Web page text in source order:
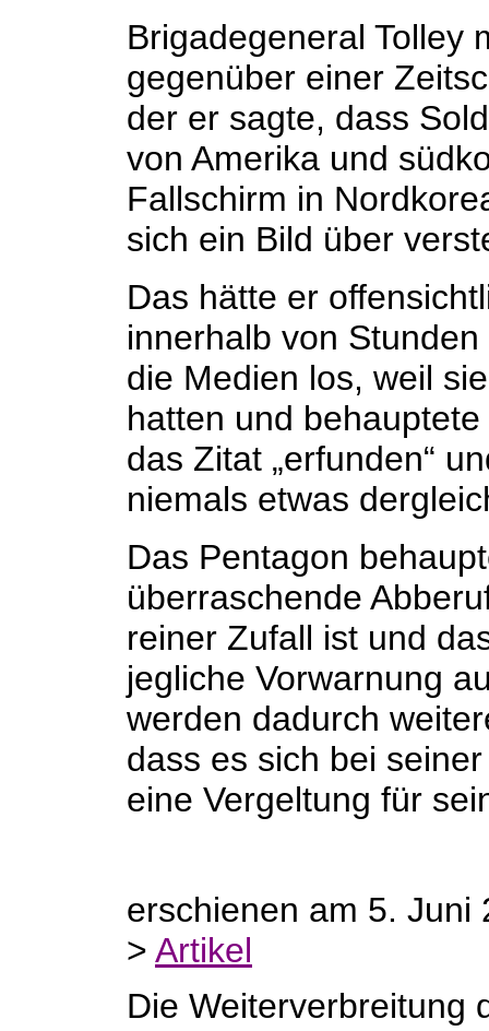
Brigadegeneral Tolley
gegenüber einer
der er sagte, dass
von Amerika und
Fallschirm in
sich ein Bild über
Das hätte er
innerhalb von
die Medien los, weil
hatten und
das Zitat „erfunden“
niemals etwas
Das Pentagon
überraschende
reiner Zufall ist und
jegliche Vorwarnung
werden dadurch
dass es sich bei
eine Vergeltung für
erschienen am 5.
> Artikel
Die Weiterverbreitung